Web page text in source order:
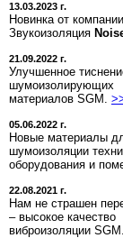
13.03.2023 г.
Новинка от
Звукоизоляция
21.09.2022 г.
Улучшенное
шумоизолирующих
материалов SGM.
05.06.2022 г.
Новые материалы
шумоизоляции
оборудования и
22.08.2021 г.
Нам не страшен
– высокое качество
виброизоляции SGM.